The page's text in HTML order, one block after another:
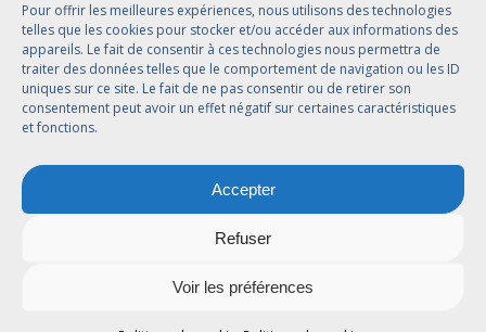
Pour offrir les meilleures expériences, nous utilisons des technologies
telles que les cookies pour stocker et/ou accéder aux informations des
appareils. Le fait de consentir à ces technologies nous permettra de
traiter des données telles que le comportement de navigation ou les ID
uniques sur ce site. Le fait de ne pas consentir ou de retirer son
consentement peut avoir un effet négatif sur certaines caractéristiques
et fonctions.
Accepter
Refuser
Voir les préférences
Adresse: 30 rue Marbeuf, 75008 Paris
01 42 56 96 96
contact@jdbavocats.com
Avocats Associés: